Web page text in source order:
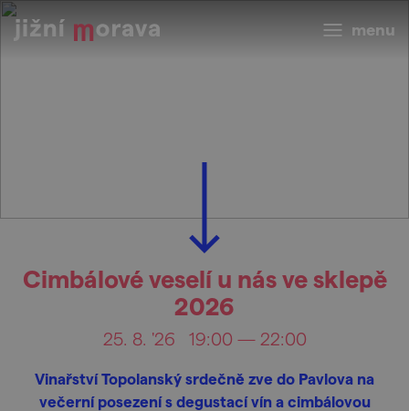
menu
Cimbálové veselí u nás ve sklepě
2026
25. 8. '26 19:00 — 22:00
Vinařství Topolanský srdečně zve do Pavlova na
večerní posezení s degustací vín a cimbálovou